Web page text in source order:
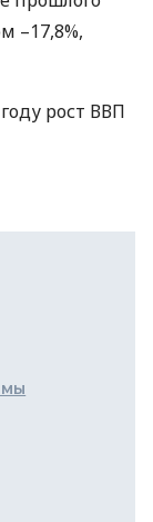
–17,8%,
рост ВВП